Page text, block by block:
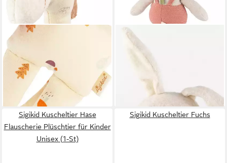
SIGIKID
Unisex (1-St)
ab 17,61 €
lieferbar - in 3-4 Werktagen bei dir
SIGIKID
Kuscheltier Sweety Plüschtier
für Babys und Kleinkinder
Unisex (1-St)
ab 35,37 €
lieferbar - in 2-3 Werktagen bei dir
Sigikid Kuscheltier Hase
Flauscherie Plüschtier für Kinder
Unisex (1-St)
Sigikid Kuscheltier Fuchs